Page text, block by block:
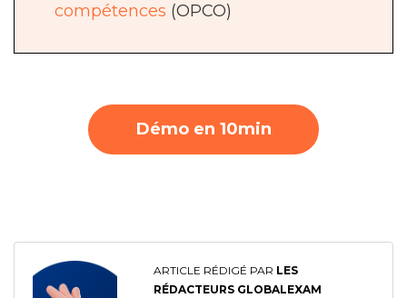
compétences (OPCO)
Démo en 10min
ARTICLE RÉDIGÉ PAR LES
RÉDACTEURS GLOBALEXAM